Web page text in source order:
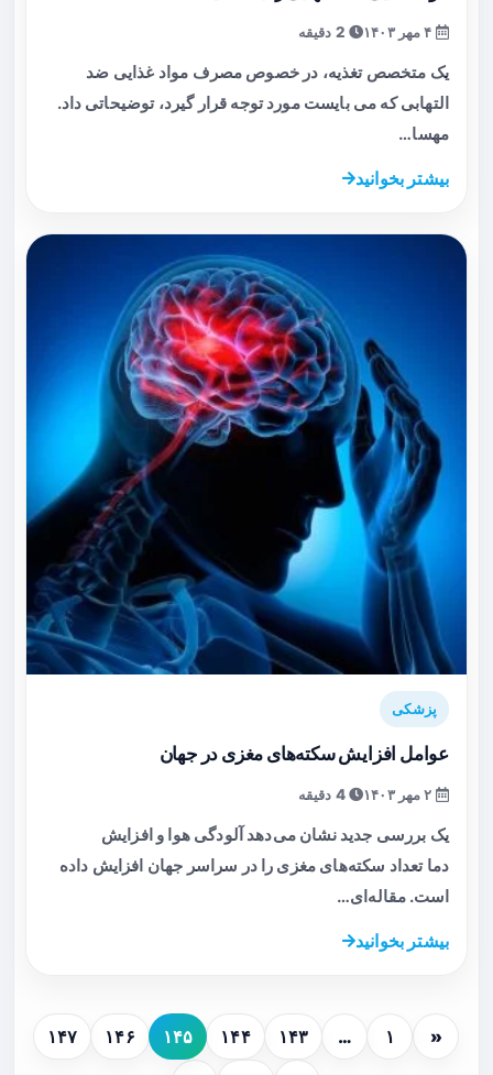
یک متخصص تغذیه، در خصوص مصرف مواد غذایی ضد
التهابی که می بایست مورد توجه قرار گیرد، توضیحاتی داد.
مهسا…
بیشتر بخوانید
پزشکی
عوامل افزایش سکته‌های مغزی در جهان
4 دقیقه
یک بررسی جدید نشان می‌دهد آلودگی هوا و افزایش
دما تعداد سکته‌های مغزی را در سراسر جهان افزایش داده
است. مقاله‌ای…
بیشتر بخوانید
« ۱ … ۱۴۳ ۱۴۴ ۱۴۵ ۱۴۶ ۱۴۷